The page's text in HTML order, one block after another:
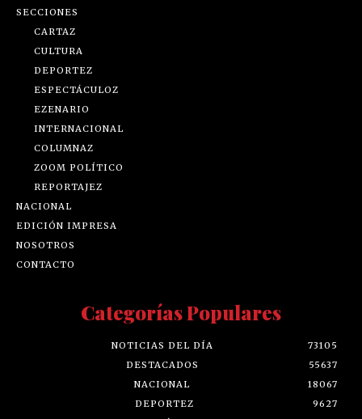
SECCIONES
CARTAZ
CULTURA
DEPORTEZ
ESPECTÁCULOZ
EZENARIO
INTERNACIONAL
COLUMNAZ
ZOOM POLÍTICO
REPORTAJEZ
NACIONAL
EDICIÓN IMPRESA
NOSOTROS
CONTACTO
Categorías Populares
NOTICIAS DEL DÍA
73105
DESTACADOS
55637
NACIONAL
18067
DEPORTEZ
9627